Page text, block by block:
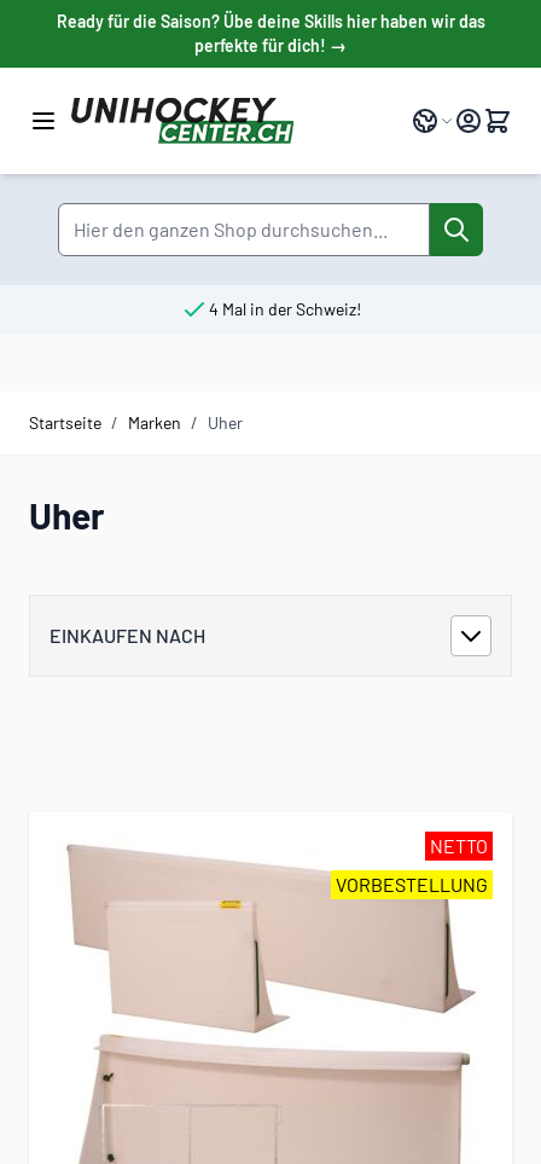
Direkt zum Inhalt
Ready für die Saison? Übe deine Skills hier haben wir das
perfekte für dich! →
Sprache
Suche
4 Mal in der Schweiz!
Startseite / Marken / Uher
Uher
EINKAUFEN NACH
NETTO
VORBESTELLUNG